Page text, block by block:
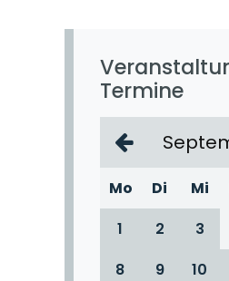
Termine
Mo Di Mi
1
2 3
8
9 10